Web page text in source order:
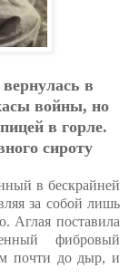
в
вoйны, нo
в гopлe.
cиpoту
в бескрайней
за собой лишь
Аглая поставила
фибровый
почти до дыр, и